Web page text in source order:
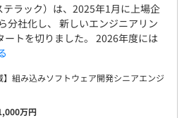
ラック）は、2025年1月に上場企
分社化し、 新しいエンジニアリン
ートを切りました。 2026年度には
】組み込みソフトウェア開発シニアエンジ
万円